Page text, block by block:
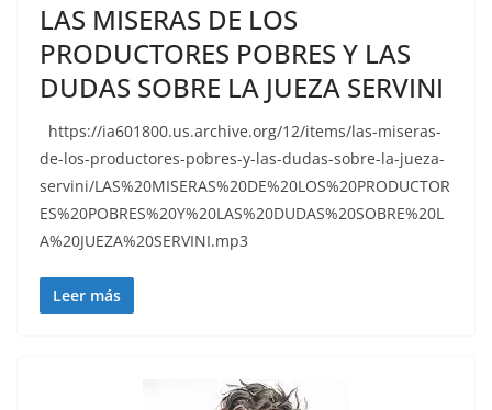
LAS MISERAS DE LOS
PRODUCTORES POBRES Y LAS
DUDAS SOBRE LA JUEZA SERVINI
https://ia601800.us.archive.org/12/items/las-miseras-
de-los-productores-pobres-y-las-dudas-sobre-la-jueza-
servini/LAS%20MISERAS%20DE%20LOS%20PRODUCTOR
ES%20POBRES%20Y%20LAS%20DUDAS%20SOBRE%20L
A%20JUEZA%20SERVINI.mp3
Leer más